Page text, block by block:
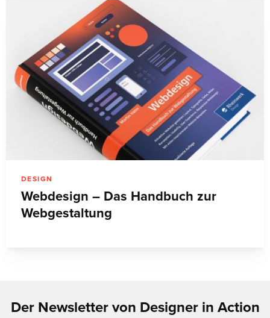
DESIGN
Webdesign – Das Handbuch zur
Webgestaltung
Der Newsletter von Designer in Action